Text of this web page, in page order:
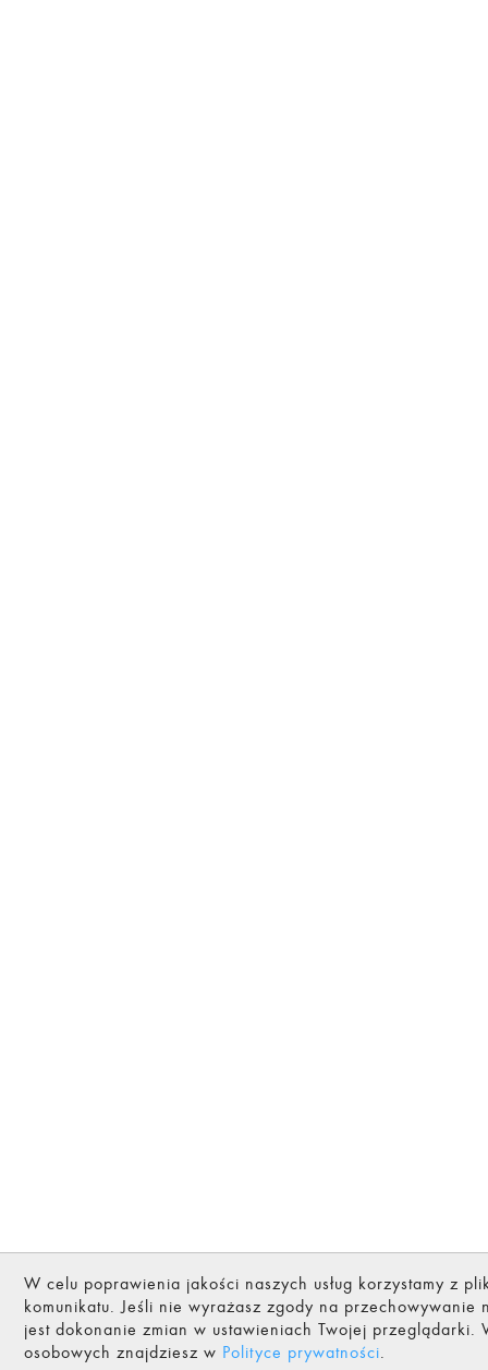
W celu poprawienia jakości naszych usług korzystamy z
komunikatu. Jeśli nie wyrażasz zgody na
jest dokonanie zmian w ustawieniach Twojej
osobowych znajdziesz w Polityce prywatności.